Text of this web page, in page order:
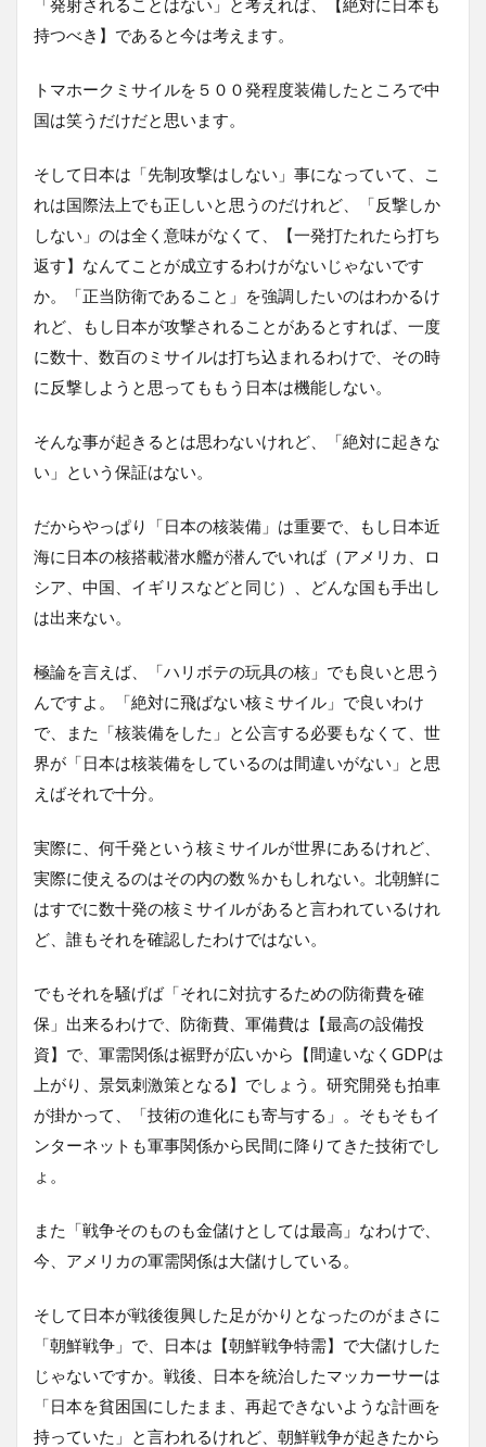
「発射されることはない」と考えれば、【絶対に日本も
持つべき】であると今は考えます。
トマホークミサイルを５００発程度装備したところで中
国は笑うだけだと思います。
そして日本は「先制攻撃はしない」事になっていて、こ
れは国際法上でも正しいと思うのだけれど、「反撃しか
しない」のは全く意味がなくて、【一発打たれたら打ち
返す】なんてことが成立するわけがないじゃないです
か。「正当防衛であること」を強調したいのはわかるけ
れど、もし日本が攻撃されることがあるとすれば、一度
に数十、数百のミサイルは打ち込まれるわけで、その時
に反撃しようと思ってももう日本は機能しない。
そんな事が起きるとは思わないけれど、「絶対に起きな
い」という保証はない。
だからやっぱり「日本の核装備」は重要で、もし日本近
海に日本の核搭載潜水艦が潜んでいれば（アメリカ、ロ
シア、中国、イギリスなどと同じ）、どんな国も手出し
は出来ない。
極論を言えば、「ハリボテの玩具の核」でも良いと思う
んですよ。「絶対に飛ばない核ミサイル」で良いわけ
で、また「核装備をした」と公言する必要もなくて、世
界が「日本は核装備をしているのは間違いがない」と思
えばそれで十分。
実際に、何千発という核ミサイルが世界にあるけれど、
実際に使えるのはその内の数％かもしれない。北朝鮮に
はすでに数十発の核ミサイルがあると言われているけれ
ど、誰もそれを確認したわけではない。
でもそれを騒げば「それに対抗するための防衛費を確
保」出来るわけで、防衛費、軍備費は【最高の設備投
資】で、軍需関係は裾野が広いから【間違いなくGDPは
上がり、景気刺激策となる】でしょう。研究開発も拍車
が掛かって、「技術の進化にも寄与する」。そもそもイ
ンターネットも軍事関係から民間に降りてきた技術でし
ょ。
また「戦争そのものも金儲けとしては最高」なわけで、
今、アメリカの軍需関係は大儲けしている。
そして日本が戦後復興した足がかりとなったのがまさに
「朝鮮戦争」で、日本は【朝鮮戦争特需】で大儲けした
じゃないですか。戦後、日本を統治したマッカーサーは
「日本を貧困国にしたまま、再起できないような計画を
持っていた」と言われるけれど、朝鮮戦争が起きたから